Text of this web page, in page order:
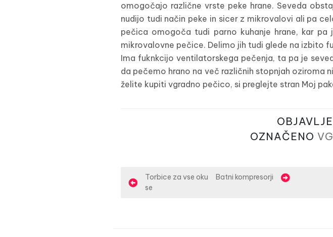
omogočajo različne vrste peke hrane. Seveda
nudijo tudi način peke in sicer z mikrovalovi ali pa
pečica omogoča tudi parno kuhanje hrane, kar
mikrovalovne pečice. Delimo jih tudi glede na izbito
Ima fuknkcijo ventilatorskega pečenja, ta pa je
da pečemo hrano na več različnih stopnjah oziroma
želite kupiti vgradno pečico, si preglejte stran Moj
OZNAČENO
N
Torbice za vse oku
se
Batni kompresorji